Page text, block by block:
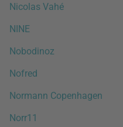
Nicolas Vahé
NINE
Nobodinoz
Nofred
Normann Copenhagen
Norr11